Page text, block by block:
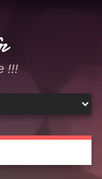
!!!